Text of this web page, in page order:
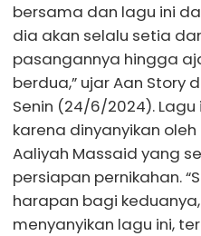
bersama dan lagu ini
dia akan selalu setia
pasangannya hingga
berdua,” ujar Aan Story
Senin (24/6/2024).
karena dinyanyikan
Aaliyah Massaid yang
persiapan pernikahan.
harapan bagi
menyanyikan lagu ini,